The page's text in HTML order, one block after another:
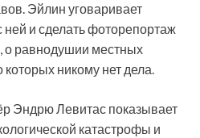
Эйлин уговаривает
ней и сделать фоторепортаж
о равнодушии местных
никому нет дела.
Эндрю Левитас показывает
катастрофы и